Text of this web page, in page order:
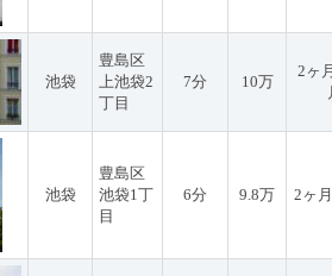
池袋
豊島区
上池袋2
丁目
7分 10万
2ヶ
池袋
豊島区
池袋1丁
目
6分 9.8万 2ヶ